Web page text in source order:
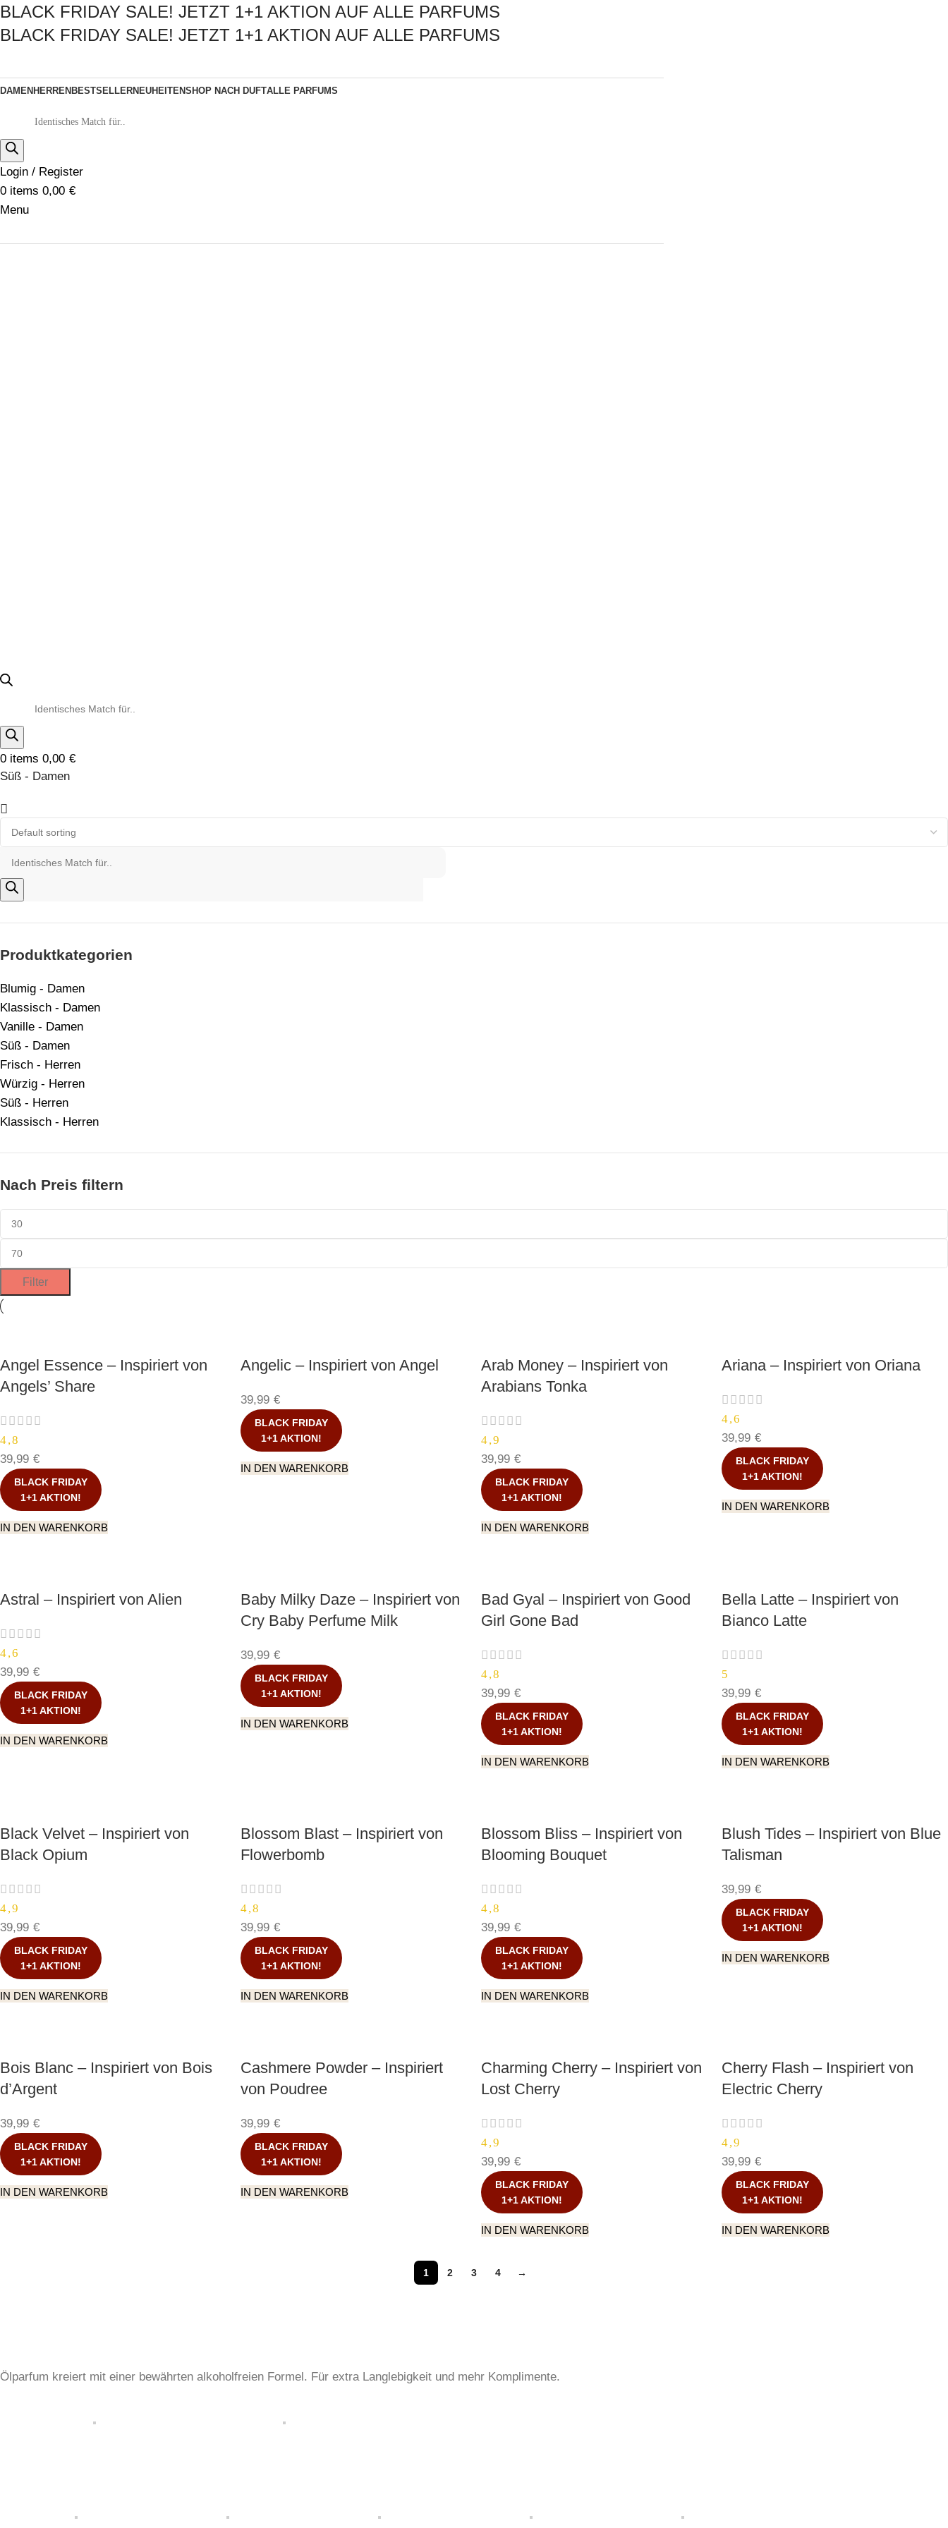
BLACK FRIDAY SALE! JETZT 1+1 AKTION AUF ALLE PARFUMS
BLACK FRIDAY SALE! JETZT 1+1 AKTION AUF ALLE PARFUMS
DAMEN HERREN BESTSELLERNEUHEITENSHOP NACH DUFTALLE PARFUMS
Login / Register
0 items 0,00 €
Menu
0 items 0,00 €
Süß - Damen
Produktkategorien
Blumig - Damen
Klassisch - Damen
Vanille - Damen
Süß - Damen
Frisch - Herren
Würzig - Herren
Süß - Herren
Klassisch - Herren
Nach Preis filtern
Filter
Angel Essence – Inspiriert von
Angels’ Share
4,8
39,99 €
BLACK FRIDAY
1+1 AKTION!
IN DEN WARENKORB
Angelic – Inspiriert von Angel
39,99 €
BLACK FRIDAY
1+1 AKTION!
IN DEN WARENKORB
Arab Money – Inspiriert von
Arabians Tonka
4,9
39,99 €
BLACK FRIDAY
1+1 AKTION!
IN DEN WARENKORB
Ariana – Inspiriert von Oriana
4,6
39,99 €
BLACK FRIDAY
1+1 AKTION!
IN DEN WARENKORB
Astral – Inspiriert von Alien
4,6
39,99 €
BLACK FRIDAY
1+1 AKTION!
IN DEN WARENKORB
Baby Milky Daze – Inspiriert von
Cry Baby Perfume Milk
39,99 €
BLACK FRIDAY
1+1 AKTION!
IN DEN WARENKORB
Bad Gyal – Inspiriert von Good
Girl Gone Bad
4,8
39,99 €
BLACK FRIDAY
1+1 AKTION!
IN DEN WARENKORB
Bella Latte – Inspiriert von
Bianco Latte
5
39,99 €
BLACK FRIDAY
1+1 AKTION!
IN DEN WARENKORB
Black Velvet – Inspiriert von
Black Opium
4,9
39,99 €
BLACK FRIDAY
1+1 AKTION!
IN DEN WARENKORB
Blossom Blast – Inspiriert von
Flowerbomb
4,8
39,99 €
BLACK FRIDAY
1+1 AKTION!
IN DEN WARENKORB
Blossom Bliss – Inspiriert von
Blooming Bouquet
4,8
39,99 €
BLACK FRIDAY
1+1 AKTION!
IN DEN WARENKORB
Blush Tides – Inspiriert von Blue
Talisman
39,99 €
BLACK FRIDAY
1+1 AKTION!
IN DEN WARENKORB
Bois Blanc – Inspiriert von Bois
d’Argent
39,99 €
BLACK FRIDAY
1+1 AKTION!
IN DEN WARENKORB
Cashmere Powder – Inspiriert
von Poudree
39,99 €
BLACK FRIDAY
1+1 AKTION!
IN DEN WARENKORB
Charming Cherry – Inspiriert von
Lost Cherry
4,9
39,99 €
BLACK FRIDAY
1+1 AKTION!
IN DEN WARENKORB
Cherry Flash – Inspiriert von
Electric Cherry
4,9
39,99 €
BLACK FRIDAY
1+1 AKTION!
IN DEN WARENKORB
1 2 3 4 →
Ölparfum kreiert mit einer bewährten alkoholfreien Formel. Für extra Langlebigkeit und mehr Komplimente.